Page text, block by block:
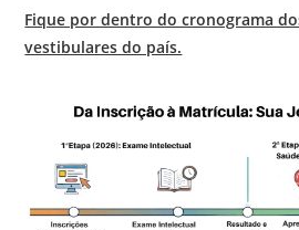
Fique por dentro do cronograma
vestibulares do país.